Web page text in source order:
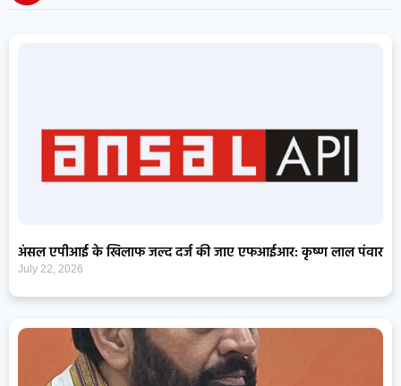
अंसल एपीआई के खिलाफ जल्द दर्ज की जाए एफआईआर: कृष्ण लाल पंवार
July 22, 2026